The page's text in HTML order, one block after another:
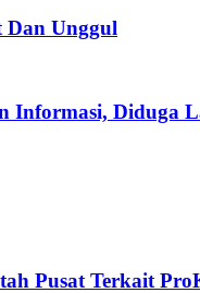
Dan Unggul
Informasi, Diduga
Pusat Terkait